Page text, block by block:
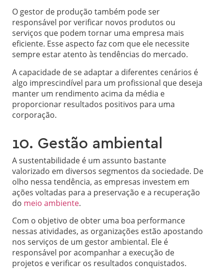
O gestor de produção também pode ser
responsável por verificar novos produtos ou
serviços que podem tornar uma empresa mais
eficiente. Esse aspecto faz com que ele necessite
sempre estar atento às tendências do mercado.
A capacidade de se adaptar a diferentes cenários é
algo imprescindível para um profissional que deseja
manter um rendimento acima da média e
proporcionar resultados positivos para uma
corporação.
10. Gestão ambiental
A sustentabilidade é um assunto bastante
valorizado em diversos segmentos da sociedade. De
olho nessa tendência, as empresas investem em
ações voltadas para a preservação e a recuperação
do meio ambiente.
Com o objetivo de obter uma boa performance
nessas atividades, as organizações estão apostando
nos serviços de um gestor ambiental. Ele é
responsável por acompanhar a execução de
projetos e verificar os resultados conquistados.